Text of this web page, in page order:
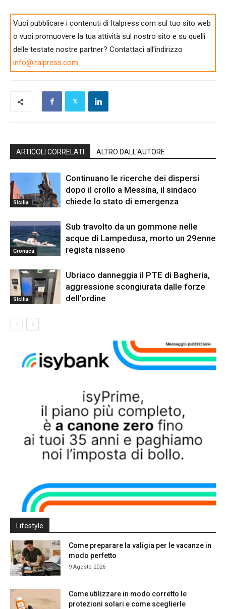
Vuoi pubblicare i contenuti di Italpress.com sul tuo sito web
o vuoi promuovere la tua attività sul nostro sito e su quelli
delle testate nostre partner? Contattaci all'indirizzo
info@italpress.com
ARTICOLI CORRELATI ALTRO DALL'AUTORE
Sicilia
Continuano le ricerche dei dispersi
dopo il crollo a Messina, il sindaco
chiede lo stato di emergenza
Cronaca
Sub travolto da un gommone nelle
acque di Lampedusa, morto un 29enne
regista nisseno
Sicilia
Ubriaco danneggia il PTE di Bagheria,
aggressione scongiurata dalle forze
dell’ordine
Lifestyle
Come preparare la valigia per le vacanze in
modo perfetto
9 Agosto 2026
Come utilizzare in modo corretto le
protezioni solari e come sceglierle